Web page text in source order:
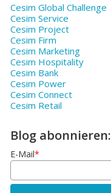
Cesim Global Challenge
Cesim Service
Cesim Project
Cesim Firm
Cesim Marketing
Cesim Hospitality
Cesim Bank
Cesim Power
Cesim Connect
Cesim Retail
Blog abonnieren:
E-Mail*